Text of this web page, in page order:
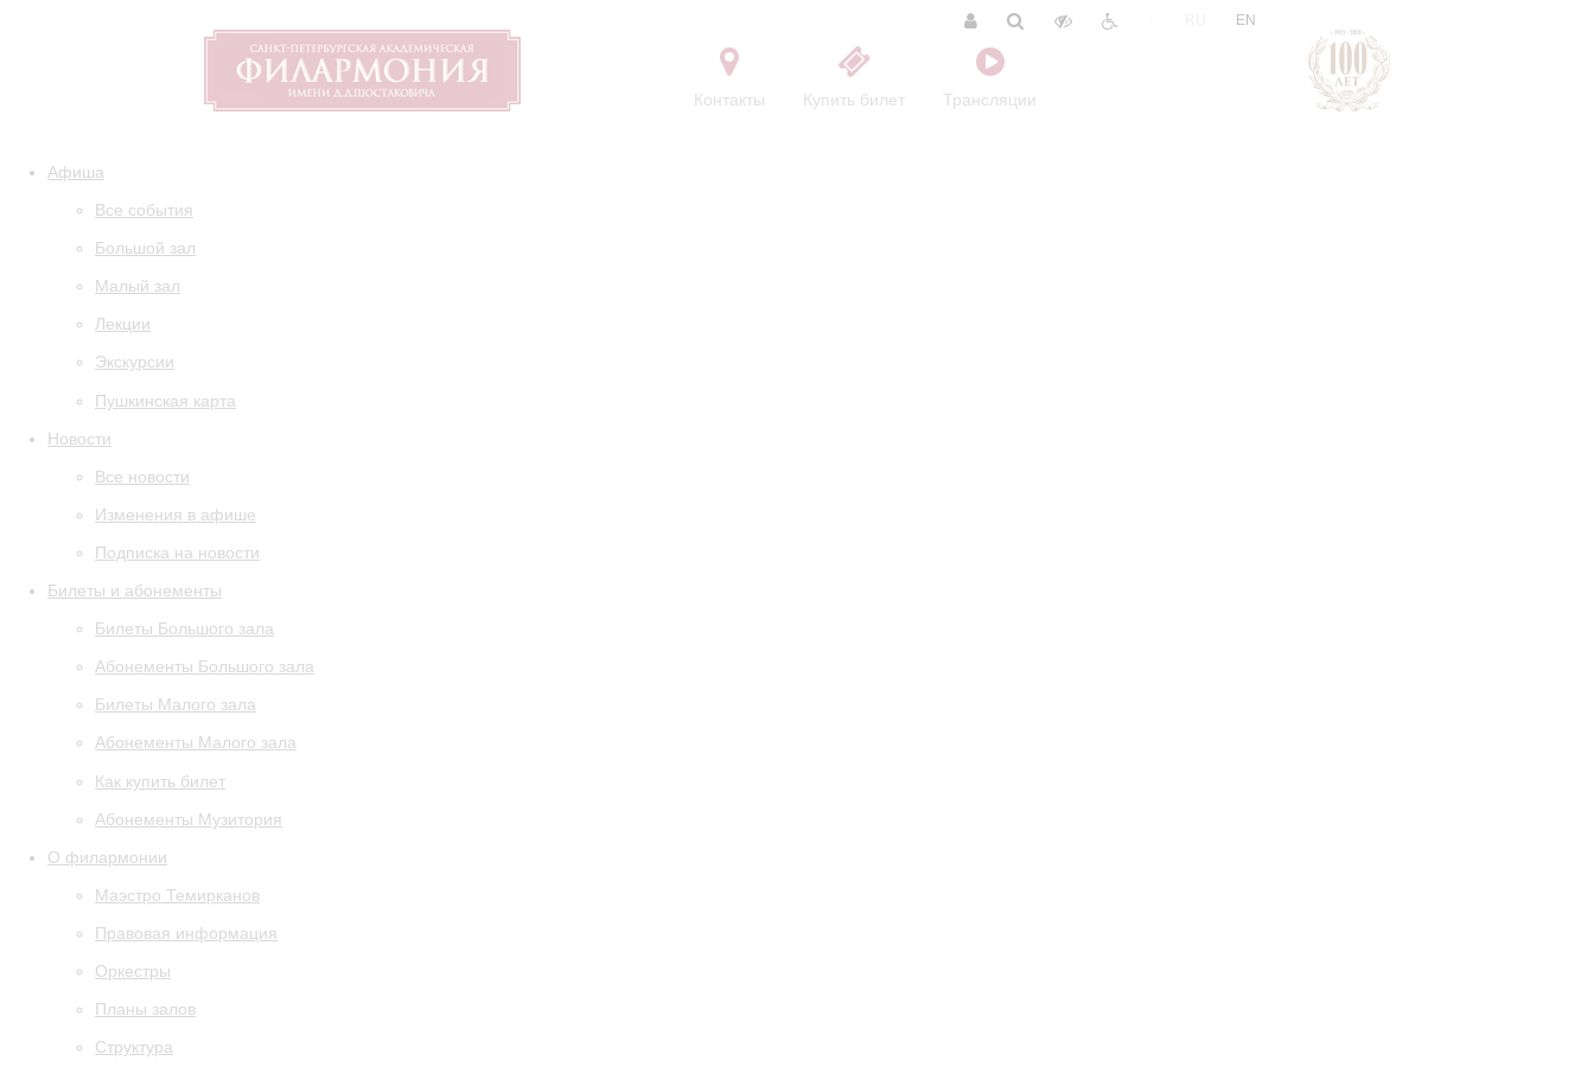
Контакты Купить билет Трансляции
EN
Афиша
Все события
Большой зал
Малый зал
Лекции
Экскурсии
Пушкинская карта
Новости
Все новости
Изменения в афише
Подписка на новости
Билеты и абонементы
Билеты Большого зала
Абонементы Большого зала
Билеты Малого зала
Абонементы Малого зала
Как купить билет
Абонементы Музитория
О филармонии
Маэстро Темирканов
Правовая информация
Оркестры
Планы залов
Структура